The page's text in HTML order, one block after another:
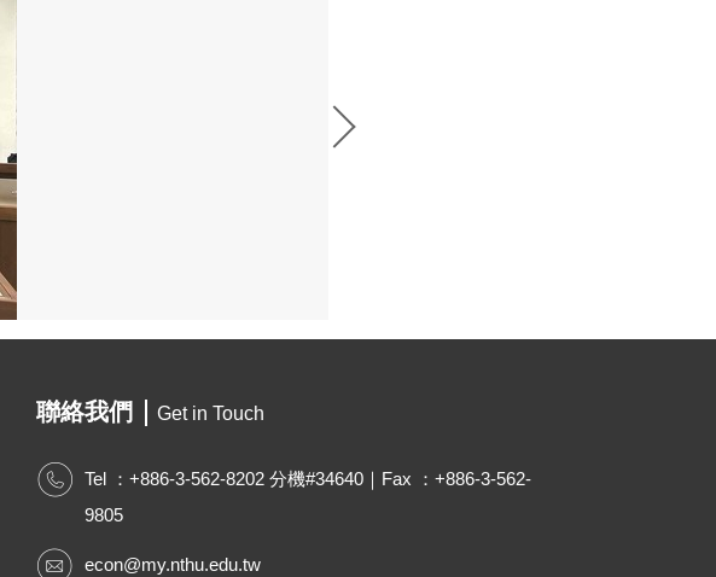
聯絡我們 Get in Touch
Tel ：+886-3-562-8202 分機#34640｜Fax ：+886-3-562-
9805
econ@my.nthu.edu.tw